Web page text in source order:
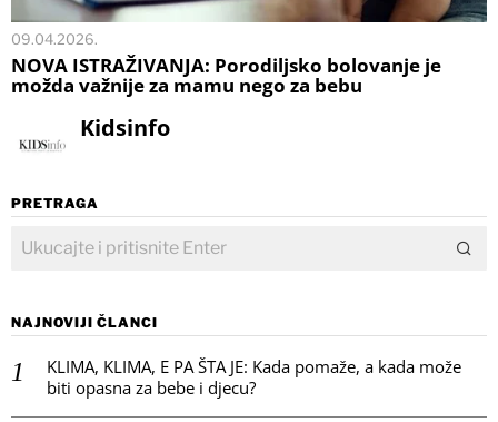
09.04.2026.
NOVA ISTRAŽIVANJA: Porodiljsko bolovanje je
možda važnije za mamu nego za bebu
Kidsinfo
PRETRAGA
NAJNOVIJI ČLANCI
KLIMA, KLIMA, E PA ŠTA JE: Kada pomaže, a kada može
biti opasna za bebe i djecu?